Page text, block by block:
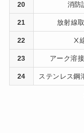
20 消防
21 放射線
22 Ⅹ
23 アーク溶
24 ステンレス鋼